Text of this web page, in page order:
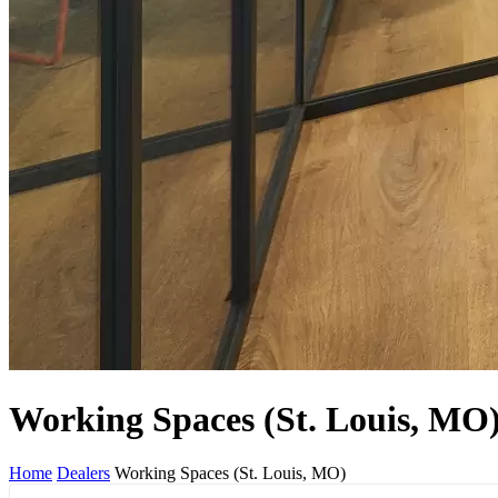
Working Spaces (St. Louis,
Home Dealers Working Spaces (St. Louis, MO)